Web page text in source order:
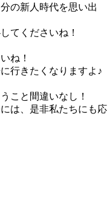
の新人時代を思い出
てくださいね！
ね！
行きたくなりますよ♪
こと間違いなし！
は、是非私たちにも応